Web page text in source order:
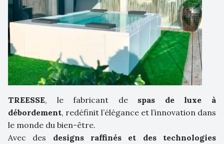
TREESSE, le fabricant de spas de luxe à
débordement, redéfinit l’élégance et l’innovation dans
le monde du bien-être.
Avec des designs raffinés et des technologies